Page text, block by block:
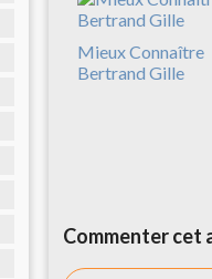
Mieux Connaître
Bertrand Gille
Commenter cet